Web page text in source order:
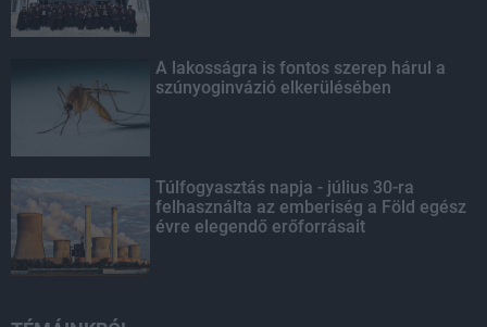
A lakosságra is fontos szerep hárul a
szúnyoginvázió elkerülésében
Túlfogyasztás napja - július 30-ra
felhasználta az emberiség a Föld egész
évre elegendő erőforrásait